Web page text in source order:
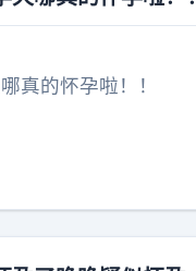
真的怀孕啦！！